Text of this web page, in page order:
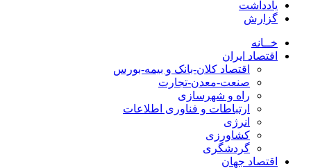
یادداشت
گزارش
خــانه
اقتصاد ایران
اقتصاد کلان-بانک و بیمه-بورس
صنعت-معدن-تجارت
راه و شهرسازی
ارتباطات و فناوری اطلاعات
انرژی
کشاورزی
گردشگری
اقتصاد جهان